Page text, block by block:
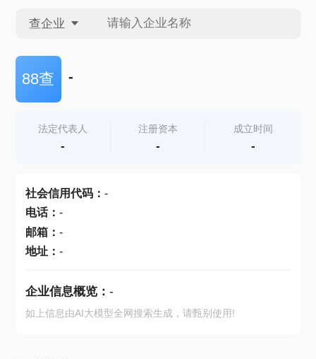
查企业
查企业
查产地
88查 -
法定代表人
-
注册资本
-
成立时间
-
社会信用代码： -
电话： -
邮箱： -
地址： -
企业信息概览： -
如上信息由AI大模型全网搜索生成，请甄别使用!